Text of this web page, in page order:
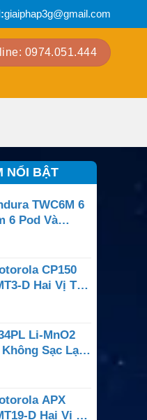
giaiphap3g@gmail.com
0974.051.444
NỔI BẬT
TWC6M 6
6 Pod Và
CP150
D Hai Vị Trí
CP200,
Li-MnO2
Sạc Lại
Motorola
APX
D Hai Vị Trí